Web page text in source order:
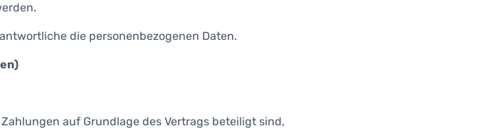
die personenbezogenen Daten.
auf Grundlage des Vertrags beteiligt sind,